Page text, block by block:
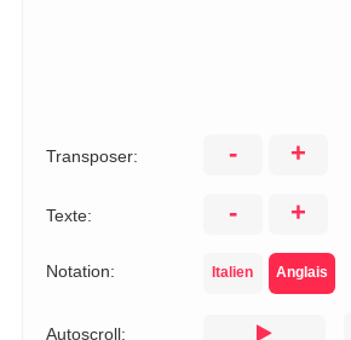
Transposer: - +
Texte: - +
Notation: Italien Anglais
Autoscroll: